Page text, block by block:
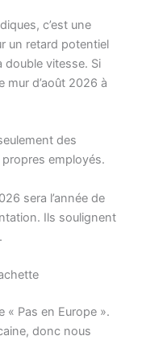
c’est une
un retard potentiel
double vitesse. Si
mur d’août 2026 à
des
propres employés.
sera l’année de
Ils soulignent
.
« Pas en Europe ».
donc nous